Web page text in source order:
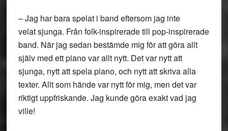
– Jag har bara spelat i band eftersom jag inte
velat sjunga. Från folk-inspirerade till pop-inspirerade
band. När jag sedan bestämde mig för att göra allt
själv med ett piano var allt nytt. Det var nytt att
sjunga, nytt att spela piano, och nytt att skriva alla
texter. Allt som hände var nytt för mig, men det var
riktigt uppfriskande. Jag kunde göra exakt vad jag
ville!